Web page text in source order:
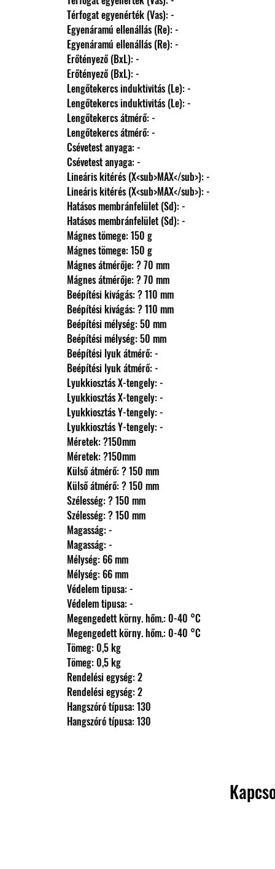
                Térfogat egyenérték (Vas): -
                Egyenáramú ellenállás (Re): -
                Egyenáramú ellenállás (Re): -
                Erőtényező (BxL): -
                Erőtényező (BxL): -
                Lengőtekercs induktivitás (Le): -
                Lengőtekercs induktivitás (Le): -
                Lengőtekercs átmérő: -
                Lengőtekercs átmérő: -
                Csévetest anyaga: -
                Csévetest anyaga: -
                Lineáris kitérés (X<sub>MAX</sub>): -
                Lineáris kitérés (X<sub>MAX</sub>): -
                Hatásos membránfelület (Sd): -
                Hatásos membránfelület (Sd): -
                Mágnes tömege: 150 g
                Mágnes tömege: 150 g
                Mágnes átmérője: ? 70 mm
                Mágnes átmérője: ? 70 mm
                Beépítési kivágás: ? 110 mm
                Beépítési kivágás: ? 110 mm
                Beépítési mélység: 50 mm
                Beépítési mélység: 50 mm
                Beépítési lyuk átmérő: -
                Beépítési lyuk átmérő: -
                Lyukkiosztás X-tengely: -
                Lyukkiosztás X-tengely: -
                Lyukkiosztás Y-tengely: -
                Lyukkiosztás Y-tengely: -
                Méretek: ?150mm
                Méretek: ?150mm
                Külső átmérő: ? 150 mm
                Külső átmérő: ? 150 mm
                Szélesség: ? 150 mm
                Szélesség: ? 150 mm
                Magasság: -
                Magasság: -
                Mélység: 66 mm
                Mélység: 66 mm
                Védelem tipusa: -
                Védelem tipusa: -
                Megengedett körny. hőm.: 0-40 °C
                Megengedett körny. hőm.: 0-40 °C
                Tömeg: 0,5 kg
                Tömeg: 0,5 kg
                Rendelési egység: 2
                Rendelési egység: 2
                Hangszóró típusa: 130
                Hangszóró típusa: 130